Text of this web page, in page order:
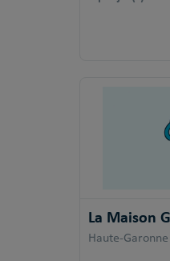
La Maison
Haute-Garonne